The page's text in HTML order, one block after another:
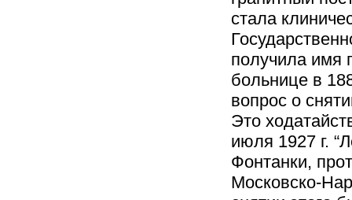
стала
получила имя
больнице в
вопрос о
Это
июля 1927 г.
Фонтанки,
Московско-